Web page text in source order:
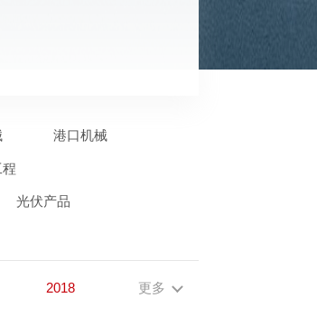
港口机械
光伏产品
2018 更多